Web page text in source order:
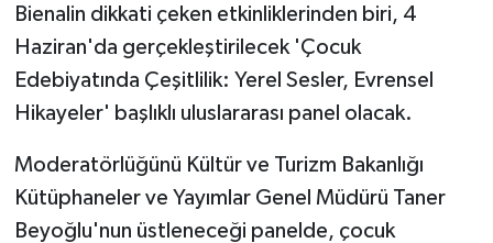
Bienalin dikkati çeken etkinliklerinden biri, 4
Haziran'da gerçekleştirilecek 'Çocuk
Edebiyatında Çeşitlilik: Yerel Sesler, Evrensel
Hikayeler' başlıklı uluslararası panel olacak.
Moderatörlüğünü Kültür ve Turizm Bakanlığı
Kütüphaneler ve Yayımlar Genel Müdürü Taner
Beyoğlu'nun üstleneceği panelde, çocuk